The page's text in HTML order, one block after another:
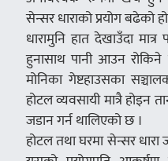
सेन्सर धाराको प्रयोग बढेको
धारामुनि हात देखाउँदा
हुनासाथ पानी आउन
मोनिका गेष्टहाउसका
होटल व्यवसायी मात्रै होइन
जडान गर्न थालिएको छ ।
होटल तथा घरमा सेन्सर